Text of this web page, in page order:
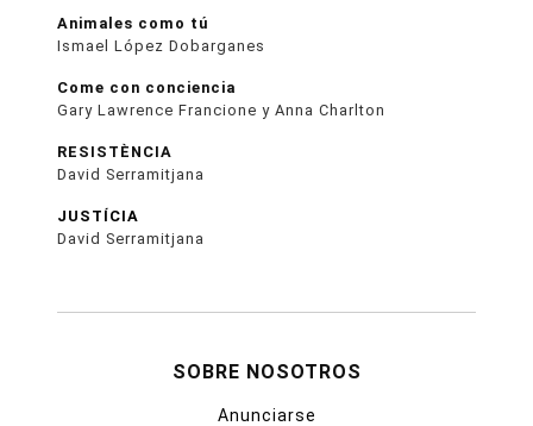
Animales como tú
Ismael López Dobarganes
Come con conciencia
Gary Lawrence Francione y Anna Charlton
RESISTÈNCIA
David Serramitjana
JUSTÍCIA
David Serramitjana
SOBRE NOSOTROS
Anunciarse